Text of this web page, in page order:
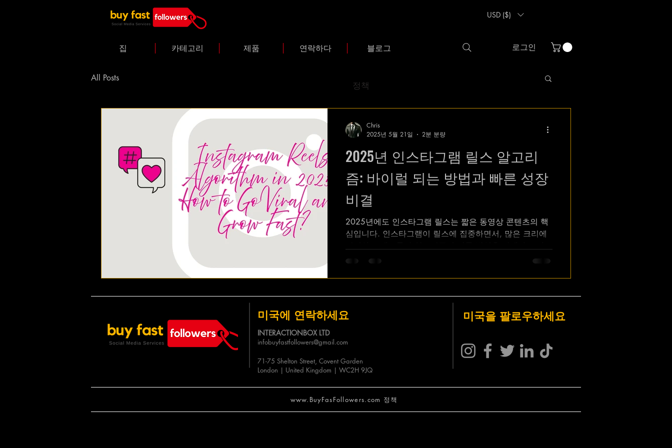
집 카테고리 제품 연락하다 블로그
USD ($)
로그인
All Posts
2025년 인스타그램 릴스 알고리
즘: 바이럴 되는 방법과 빠른 성장
비결
2025년에도 인스타그램 릴스는 짧은 동영상 콘텐츠의 핵
심입니다. 인스타그램이 릴스에 집중하면서, 많은 크리에
Chris
2025년 5월 21일
2분 분량
정책
infobuyfastfollowers@gmail.com
71-75 Shelton Street, Covent Garden
London | United Kingdom | WC2H 9JQ
미국을 팔로우하세요
미국에 연락하세요
INTERACTIONBOX LTD
www.BuyFasFollowers.com 정책